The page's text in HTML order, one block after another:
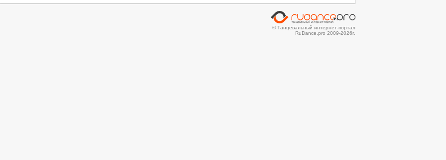
© Танцевальный интернет-портал
RuDance.pro 2009-2026г.